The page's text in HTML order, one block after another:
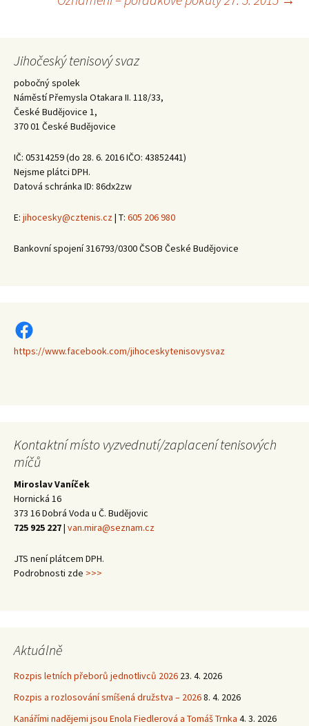
Jihočeský tenisový svaz
pobočný spolek
Náměstí Přemysla Otakara II. 118/33,
České Budějovice 1,
370 01 České Budějovice
IČ: 05314259 (do 28. 6. 2016 IČO: 43852441)
Nejsme plátci DPH.
Datová schránka ID: 86dx2zw
E: jihocesky@cztenis.cz| T: 605 206 980
Bankovní spojení 316793/0300 ČSOB České Budějovice
https://www.facebook.com/jihoceskytenisovysvaz
https://www.facebook.com/jihoceskytenisovysvaz
Kontaktní místo vyzvednutí/zaplacení tenisových
míčů
Miroslav Vaníček
Hornická 16
373 16 Dobrá Voda u Č. Budějovic
725 925 227| van.mira@seznam.cz
JTS není plátcem DPH.
Podrobnosti zde >>>
Aktuálně
Rozpis letních přeborů jednotlivců 2026 23. 4. 2026
Rozpis a rozlosování smíšená družstva – 20268. 4. 2026
Kanářími nadějemi jsou Enola Fiedlerová a Tomáš Trnka 4. 3. 2026